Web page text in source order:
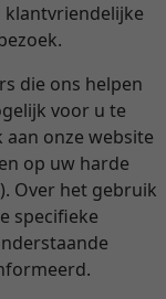
klantvriendelijke
die ons helpen
voor u te
onze website
op uw harde
Over het gebruik
specifieke